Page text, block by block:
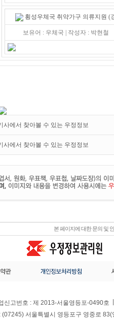
횡성우체국 취약가구 의류지원 (
보유어 : 우체국 | 작성자 : 박현철
사에서 찾아볼 수 있는 우정정보
사에서 찾아볼 수 있는 우정정보
본 페이지에 대한 문의 및
신고번호 : 제 2013-서울영등포-0490호
(07245) 서울특별시 영등포구 영중로